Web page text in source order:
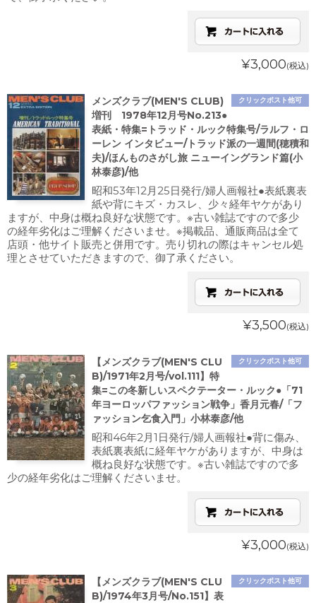
¥3,000(税込)
クリックポスト他可
メンズクラブ(MEN'S CLUB)
増刊 1978年12月号No.213●
表紙・特集=トラッド・ルック特集号/ラルフ・ロ
ーレン インタビュー/トラッド派の一週間(穂積和
夫)/ほんものさがし旅 ニューイングランド篇(小
林泰彦)/他
昭和53年12月25日発行/婦人画報社●表紙裏表
紙や背にキズ・カスレ、少々経年ヤケがあり
ますが、中身は概ね良好な状態です。※古い雑誌ですので多少
の経年劣化はご理解くださいませ。※掲載品、通販商品は全て
店頭・他サイト販売と併用です。売り切れの際はキャンセル処
理とさせていただきますので、御了承ください。
¥3,500(税込)
クリックポスト他可
【メンズクラブ(MEN'S CLU
B)/1971年2月号/vol.111】特
集=この冬新しいスペクテーター・ルック●「71
年ヨーロッパファッション戦争」香月元春/「フ
ァッション乞食入門」小林泰彦/他
昭和46年2月1日発行/婦人画報社●背に傷み、
表紙裏表紙に経年ヤケがありますが、中身は
概ね良好な状態です。※古い雑誌ですので多
少の経年劣化はご理解くださいませ。
¥3,000(税込)
クリックポスト他可
【メンズクラブ(MEN'S CLU
B)/1974年3月号/No.151】表